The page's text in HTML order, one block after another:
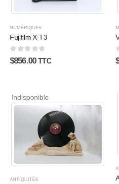
NUMÉRIQUES
Fujifilm X-T3
0sur 5
$856.00 TTC
Indisponible
ANTIQUITÉS